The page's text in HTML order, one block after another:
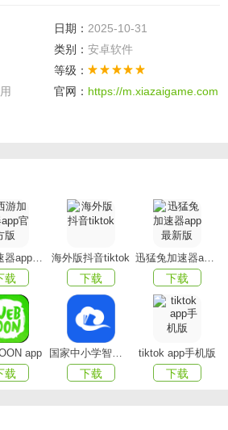
障维修或保养需求的主动服务
客户可以无限制增加;
设置对应的家电场景;
醒服务,让客户快速了解家庭情况。
帮助你更好的进行管理
让你轻松管理智能家具
，实时了解天气情况
情况会及时通知你
日期： 2025-10-31
类别： 安卓软件
等级：
官网： https://m.xiazaigame.com
西游加速器app官方版
载
海外版抖音tiktok
下载
迅猛兔加速器app最新版
下载
app
载
国家中小学智慧教育平台app(智慧中小学)
下载
tiktok app手机版
下载